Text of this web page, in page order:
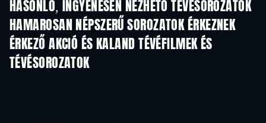
HASONLÓ, INGYENESEN NÉZHETŐ TÉVÉSOROZATOK
TV TV
HAMAROSAN NÉPSZERŰ SOROZATOK ÉRKEZNEK
TV TV
ÉRKEZŐ AKCIÓ ÉS KALAND TÉVÉFILMEK ÉS
TÉVÉSOROZATOK
Évad 2